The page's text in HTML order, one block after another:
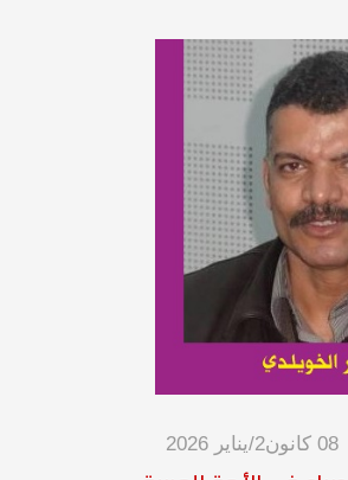
08 كانون2/يناير 2026